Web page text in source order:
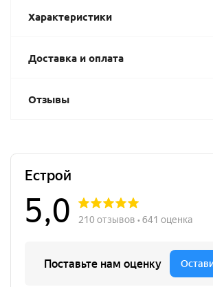
Характеристики
Доставка и оплата
Отзывы